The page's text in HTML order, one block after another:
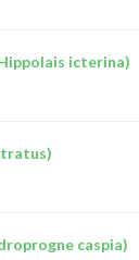
icterina)
caspia)